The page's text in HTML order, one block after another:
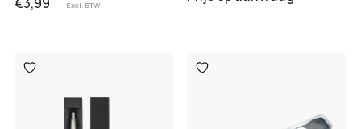
Excl. BTW
Toevoegen
aan
Toevoegen
aan